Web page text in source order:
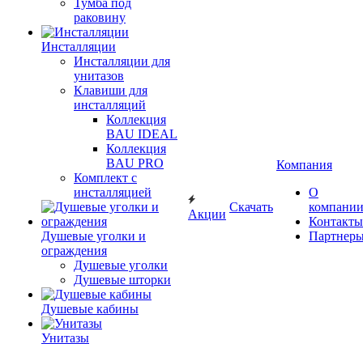
Тумба под
раковину
Инсталляции
Инсталляции для
унитазов
Клавиши для
инсталляций
Коллекция
BAU IDEAL
Коллекция
BAU PRO
Комплект с
инсталляцией
Душевые уголки и
ограждения
Душевые уголки
Душевые шторки
Душевые кабины
Унитазы
Акции
Скачать
Компания
О
компании
Контакты